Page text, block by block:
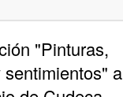
"Pinturas,
sentimientos" a